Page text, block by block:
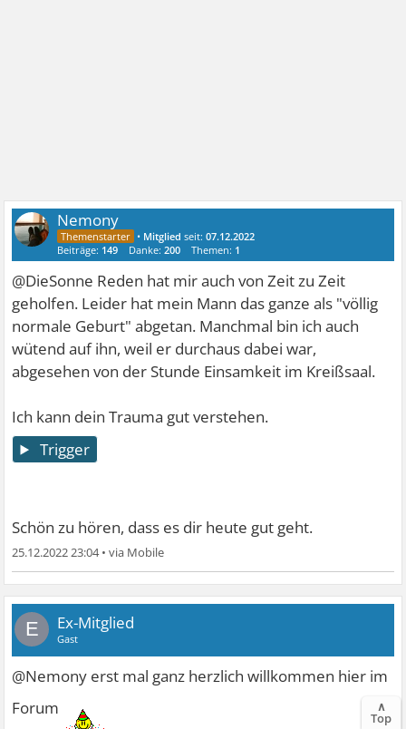
Nemony
• Mitglied seit:07.12.2022
Beiträge: 149 Danke:200 Themen: 1
@DieSonne Reden hat mir auch von Zeit zu Zeit
geholfen. Leider hat mein Mann das ganze als "völlig
normale Geburt" abgetan. Manchmal bin ich auch
wütend auf ihn, weil er durchaus dabei war,
abgesehen von der Stunde Einsamkeit im Kreißsaal.
Ich kann dein Trauma gut verstehen.
Trigger
Schön zu hören, dass es dir heute gut geht.
25.12.2022 23:04•
E Ex-Mitglied
Gast
@Nemony erst mal ganz herzlich willkommen hier im
Forum
∧
Top